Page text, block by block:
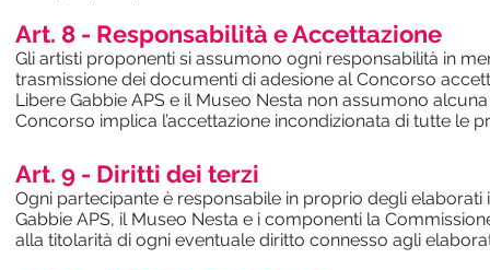
Art. 8 - Responsabilità e Accettazione
Gli artisti proponenti si assumono ogni responsabilità in
trasmissione dei documenti di adesione al Concorso
Libere Gabbie APS e il Museo Nesta non assumono
Concorso implica l’accettazione incondizionata di tutte le
Art. 9 - Diritti dei terzi
Ogni partecipante è responsabile in proprio degli
Gabbie APS, il Museo Nesta e i componenti la
alla titolarità di ogni eventuale diritto connesso agli